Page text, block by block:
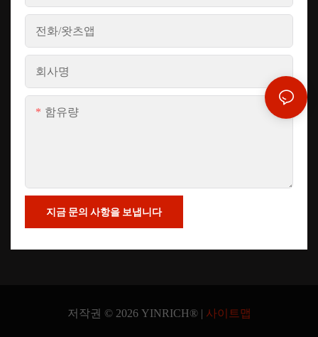
전화/왓츠앱
회사명
함유량
지금 문의 사항을 보냅니다
저작권 © 2026 YINRICH® | 사이트맵